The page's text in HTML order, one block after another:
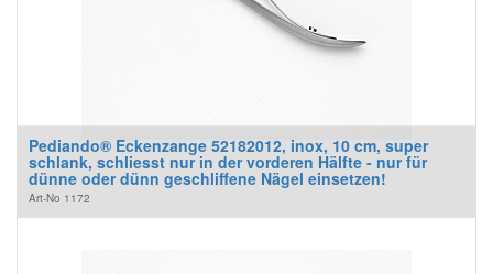
Pediando® Eckenzange 52182012, inox, 10 cm, super
schlank, schliesst nur in der vorderen Hälfte - nur für
dünne oder dünn geschliffene Nägel einsetzen!
Art-No 1172